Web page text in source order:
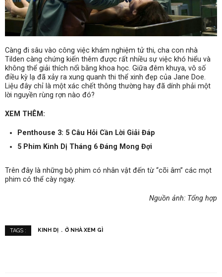
Càng đi sâu vào công việc khám nghiệm tử thi, cha con nhà
Tilden càng chứng kiến thêm được rất nhiều sự việc khó hiểu và
không thể giải thích nổi bằng khoa học. Giữa đêm khuya, vô số
điều kỳ lạ đã xảy ra xung quanh thi thể xinh đẹp của Jane Doe.
Liệu đây chỉ là một xác chết thông thường hay đã dính phải một
lời nguyền rùng rợn nào đó?
XEM THÊM:
Penthouse 3: 5 Câu Hỏi Cần Lời Giải Đáp
5 Phim Kinh Dị Tháng 6 Đáng Mong Đợi
Trên đây là những bộ phim có nhân vật đến từ “cõi âm” các mọt
phim có thể cày ngay.
Nguồn ảnh: Tổng hợp
TAGS : KINH DỊ Ở NHÀ XEM GÌ